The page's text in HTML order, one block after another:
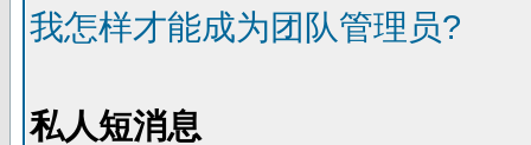
我怎样才能成为团队管理员?
私人短消息